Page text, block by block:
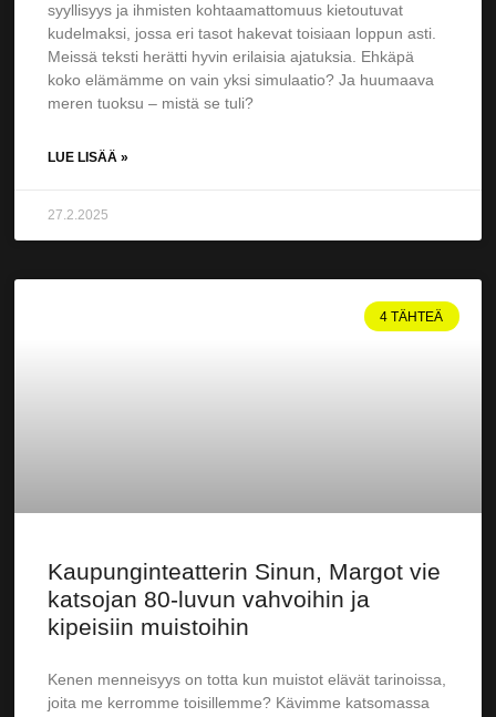
syyllisyys ja ihmisten kohtaamattomuus kietoutuvat
kudelmaksi, jossa eri tasot hakevat toisiaan loppun asti.
Meissä teksti herätti hyvin erilaisia ajatuksia. Ehkäpä
koko elämämme on vain yksi simulaatio? Ja huumaava
meren tuoksu – mistä se tuli?
LUE LISÄÄ »
27.2.2025
4 TÄHTEÄ
Kaupunginteatterin Sinun, Margot vie
katsojan 80-luvun vahvoihin ja
kipeisiin muistoihin
Kenen menneisyys on totta kun muistot elävät tarinoissa,
joita me kerromme toisillemme? Kävimme katsomassa